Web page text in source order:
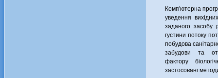
Комп'ютерна
уведення
заданого засобу
густини потоку
побудова
забудови та
фактору
застосовані